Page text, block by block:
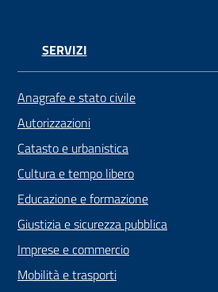
SERVIZI
Anagrafe e stato civile
Autorizzazioni
Catasto e urbanistica
Cultura e tempo libero
Educazione e formazione
Giustizia e sicurezza pubblica
Imprese e commercio
Mobilità e trasporti